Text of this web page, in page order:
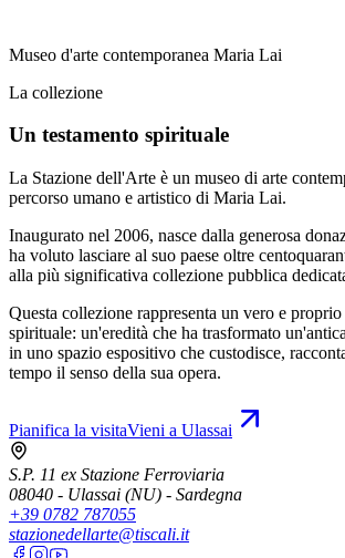
Museo d'arte contemporanea Maria Lai
La collezione
Un testamento spirituale
La Stazione dell'Arte è un museo di arte
percorso umano e artistico di Maria Lai.
Inaugurato nel 2006, nasce dalla generosa
ha voluto lasciare al suo paese oltre
alla più significativa collezione pubblica
Questa collezione rappresenta un vero e proprio
spirituale: un'eredità che ha trasformato
in uno spazio espositivo che custodisce,
tempo il senso della sua opera.
Pianifica la visitaVieni a Ulassai
S.P. 11 ex Stazione Ferroviaria
08040 - Ulassai (NU) - Sardegna
+39 0782 787055
stazionedellarte@tiscali.it